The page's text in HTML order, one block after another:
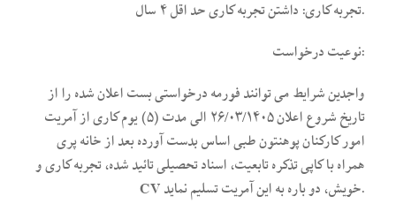
تجربه کاری: داشتن تجربه کاری حد اقل ۴ سال.
نوعیت درخواست:
واجدین شرایط می توانند فورمه درخواستی بست اعلان شده را از
تاریخ شروع اعلان ۲۶/۰۳/۱۴۰۵ الی مدت (۵) یوم کاری از آمریت
امور کارکنان پوهنتون طبی اساس بدست آورده بعد از خانه پری
همراه با کاپی تذکره تابعیت، اسناد تحصیلی تائید شده، تجربه کاری و
CV خویش، دو باره به این آمریت تسلیم نماید.